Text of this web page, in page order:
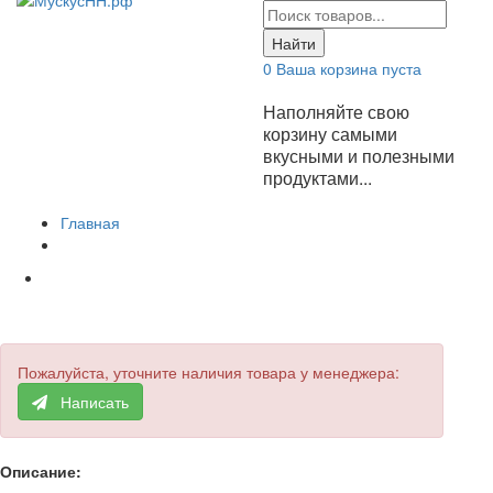
Найти
0 Ваша корзина пуста
Наполняйте свою
корзину самыми
вкусными и полезными
продуктами...
Главная
Пожалуйста, уточните наличия товара у менеджера:
Написать
Описание: